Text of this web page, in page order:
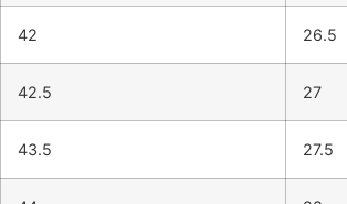
42 26.5
42.5 27
43.5 27.5